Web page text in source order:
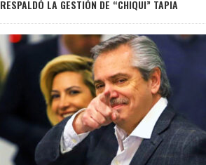
RESPALDÓ LA GESTIÓN DE “CHIQUI” TAPIA